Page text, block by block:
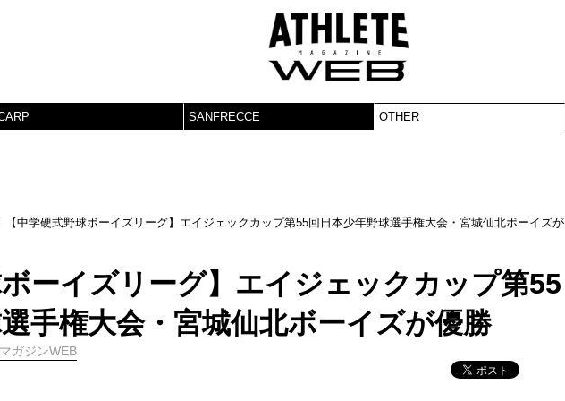
SANFRECCE OTHER
【中学硬式野球ボーイズリーグ】エイジェックカップ第55回日本少年野球選手権大会・宮城仙北ボーイズが
ボーイズリーグ】エイジェックカップ第55
手権大会・宮城仙北ボーイズが優勝
ガジンWEB